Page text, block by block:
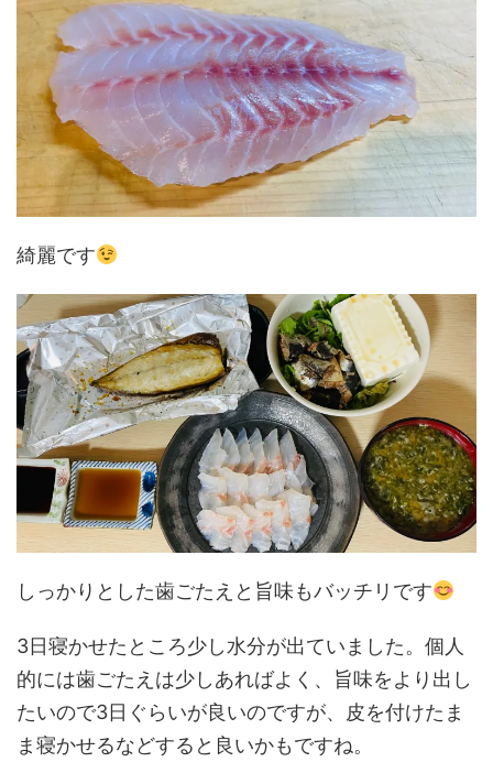
綺麗です
しっかりとした歯ごたえと旨味もバッチリです
3日寝かせたところ少し水分が出ていました。個人
的には歯ごたえは少しあればよく、旨味をより出し
たいので3日ぐらいが良いのですが、皮を付けたま
ま寝かせるなどすると良いかもですね。